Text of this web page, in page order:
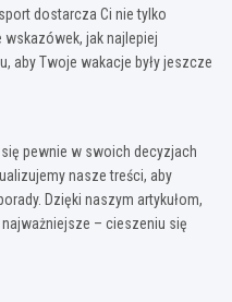
dostarcza Ci nie tylko
jak najlepiej
aby Twoje wakacje były jeszcze
się pewnie w swoich decyzjach
nasze treści, aby
Dzięki naszym artykułom,
– cieszeniu się